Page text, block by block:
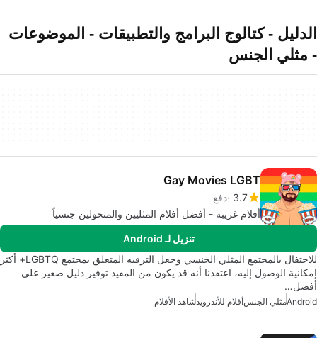
الدليل - كتالوج البرامج والتطبيقات - الموضوعات
- مثلي الجنس
Gay Movies LGBT
3.7 دفع
أفلام غريبة - أفضل أفلام المثليين والمتحولين جنسياً
تنزيل لـ Android
للاحتفال بالمجتمع المثلي الجنسي وجعل الترفيه المتعلق بمجتمع LGBTQ+ أكثر
إمكانية الوصول إليه، اعتقدنا أنه قد يكون من المفيد توفير دليل صغير على
أفضل…
Androidمثلي الجنسأفلام للأندرويدشاهد الأفلام